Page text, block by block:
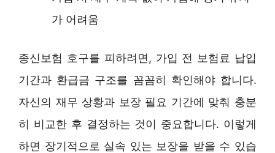
가 어려움
종신보험 호구를 피하려면, 가입 전 보험료 납입
기간과 환급금 구조를 꼼꼼히 확인해야 합니다.
자신의 재무 상황과 보장 필요 기간에 맞춰 충분
히 비교한 후 결정하는 것이 중요합니다. 이렇게
하면 장기적으로 실속 있는 보장을 받을 수 있습